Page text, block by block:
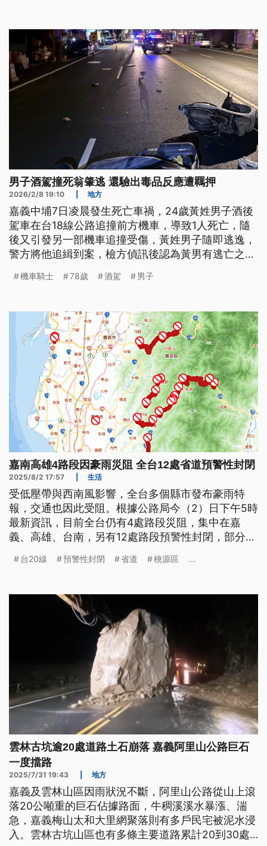
男子酒駕撞死翁肇逃 還驗出毒品反應遭羈押
2026/2/8 19:10 地方
嘉義中埔7日凌晨發生死亡車禍，24歲黃姓男子酒後
駕車在台18線公路追撞前方機車，導致1人死亡，隨
後又引發另一部機車追撞受傷，黃姓男子隨即逃逸，
警方將他追緝到案，檢方偵訊後認為黃男有逃亡之
機車騎士 78歲 酒駕 男子
嘉南高雄4路段因豪雨災阻 全台12處省道預警性封閉
2025/8/2 17:57 生活
受低壓帶與西南風影響，全台多個縣市發布豪雨特
報，交通也因此受阻。根據公路局今（2）日下午5時
最新資訊，目前全台仍有4處路段災阻，集中在嘉
義、高雄、台南，另有12處路段預警性封閉，部分道
台20線 預警性封閉 省道 桃源區 ...
雲林古坑逾20處道路土石崩落 嘉義阿里山公路巨石
一度擋路
2025/7/31 19:43 地方
嘉義及雲林山區因雨狀況不斷，阿里山公路從山上滾
落20公噸重的巨石佔據路面，牛稠溪溪水暴漲、湍
急，嘉義梅山太和大里網聚落則有多戶民宅被泥水浸
入。雲林古坑山區也有多條主要道路累計20到30處